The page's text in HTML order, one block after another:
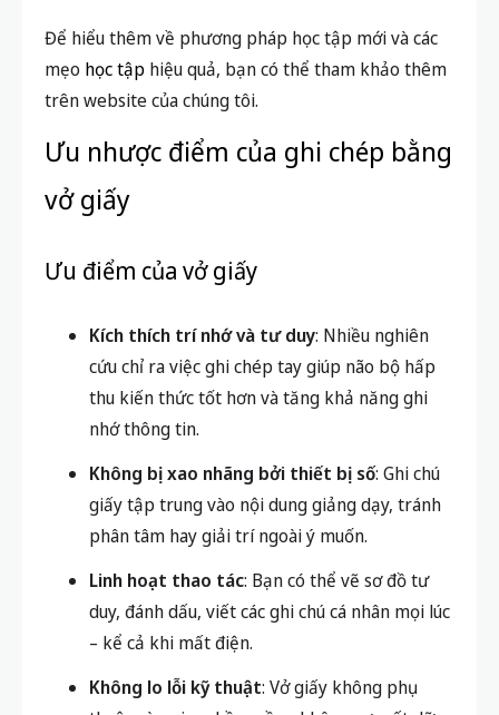
Dễ bị xao nhãng: Khi học bằng thiết bị điện
tử, học sinh có thể dễ trượt sang mạng xã hội
hoặc chơi game, giảm hiệu quả học tập nếu
không tự giác.
có thể làm gián đoạn quá trình ghi chú, học
mẹo học tậphiệu quả, bạn có thể tham khảo thêm
trên website của chúng tôi.
Ưu nhược điểm của ghi chép bằng
vở giấy
Ưu điểm của vở giấy
Kích thích trí nhớ và tư duy: Nhiều nghiên
cứu chỉ ra việc ghi chép tay giúp não bộ hấp
nhớ thông tin.